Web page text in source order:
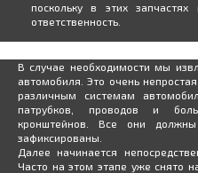
поскольку в этих
ответственность.
В случае необходимости мы
автомобиля. Это очень
различным системам
патрубков, проводов и
кронштейнов. Все они
зафиксированы.
Далее начинается
Часто на этом этапе уже снято